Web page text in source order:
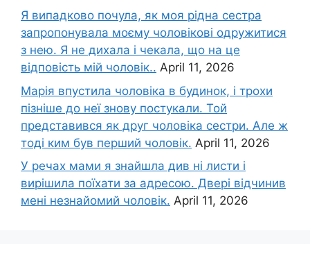
Я випадково почула, як моя рідна сестра
запропонувала моєму чоловікові одружитися
з нею. Я не дихала і чекала, що на це
відповість мій чоловік.. April 11, 2026
Марія впустила чоловіка в будинок, і трохи
пізніше до неї знову постукали. Той
представився як друг чоловіка сестри. Але ж
тоді ким був перший чоловік. April 11, 2026
У речах мами я знайшла див ні листи і
вирішила поїхати за адресою. Двері відчинив
мені незнайомий чоловік. April 11, 2026